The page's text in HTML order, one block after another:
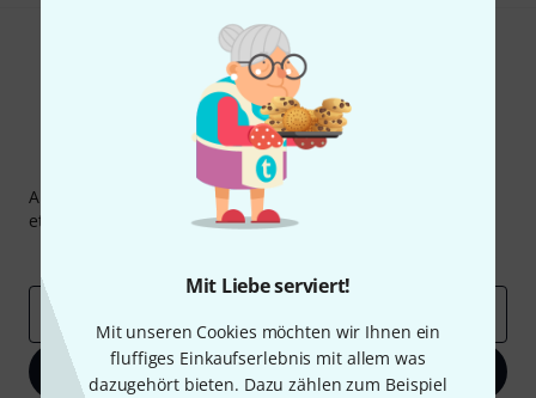
Mit Liebe serviert!
Mit unseren Cookies möchten wir Ihnen ein
fluffiges Einkaufserlebnis mit allem was
dazugehört bieten. Dazu zählen zum Beispiel
Thomann Newsletter
Abonniere den Thomann Newsletter und gewinne mit
etwas Glück einen von50 Gutscheinen
E-Mail-Adresse
Jetzt anmelden